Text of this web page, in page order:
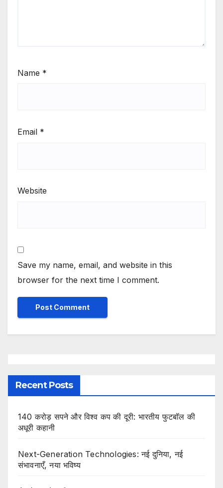
Name *
Email *
Website
Save my name, email, and website in this
browser for the next time I comment.
Recent Posts
140 करोड़ सपने और विश्व कप की दूरी: भारतीय फुटबॉल की
अधूरी कहानी
Next-Generation Technologies: नई दुनिया, नई
संभावनाएँ, नया भविष्य